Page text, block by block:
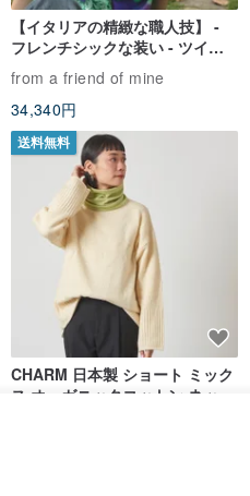
【イタリアの精緻な職人技】 -
フレンチシックな装い - ツイル
プリントシルクスカーフトップ
ス
from a friend of mine
34,340円
送料無料
CHARM 日本製 ショート ミック
ス オーガニックコットン ネック